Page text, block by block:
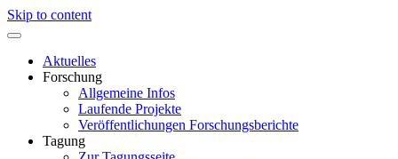
Skip to content
Aktuelles
Forschung
Allgemeine Infos
Laufende Projekte
Veröffentlichungen Forschungsberichte
Tagung